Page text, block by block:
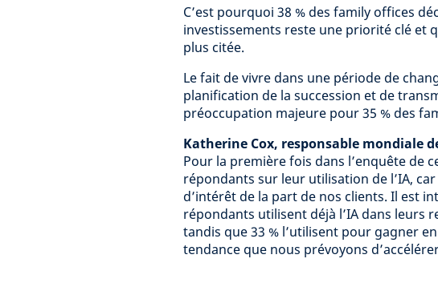
C’est pourquoi 38 % des family offices
investissements reste une priorité clé et
plus citée.
Le fait de vivre dans une période de
planification de la succession et de
préoccupation majeure pour 35 % des
Katherine Cox, responsable mondiale
Pour la première fois dans l’enquête de
répondants sur leur utilisation de l’IA,
d’intérêt de la part de nos clients. Il est
répondants utilisent déjà l’IA dans leurs
tandis que 33 % l’utilisent pour gagner
tendance que nous prévoyons